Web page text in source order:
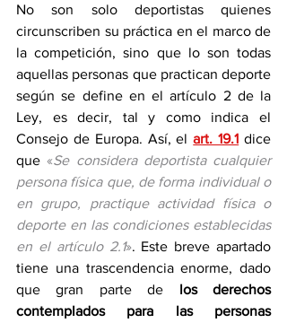
No son solo deportistas quienes
circunscriben su práctica en el marco de
la competición, sino que lo son todas
aquellas personas que practican deporte
según se define en el artículo 2 de la
Ley, es decir, tal y como indica el
Consejo de Europa. Así, el art. 19.1 dice
que «Se considera deportista cualquier
persona física que, de forma individual o
en grupo, practique actividad física o
deporte en las condiciones establecidas
en el artículo 2.1». Este breve apartado
tiene una trascendencia enorme, dado
que gran parte de los derechos
contemplados para las personas